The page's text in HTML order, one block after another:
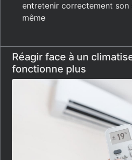
entretenir correctement
même
Réagir face à un
fonctionne plus